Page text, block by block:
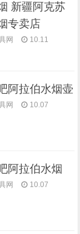
新疆阿克苏
专卖店
网
10.11
阿拉伯水烟壶
网
10.07
阿拉伯水烟
网
10.07